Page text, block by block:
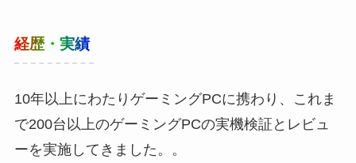
経歴・実績
10年以上にわたりゲーミングPCに携わり、これま
で200台以上のゲーミングPCの実機検証とレビュ
ーを実施してきました。。